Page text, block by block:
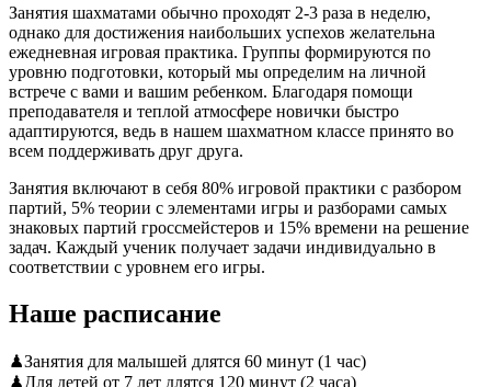
Занятия шахматами обычно проходят 2-3 раза в неделю,
однако для достижения наибольших успехов желательна
ежедневная игровая практика. Группы формируются по
уровню подготовки, который мы определим на личной
встрече с вами и вашим ребенком. Благодаря помощи
преподавателя и теплой атмосфере новички быстро
адаптируются, ведь в нашем шахматном классе принято во
всем поддерживать друг друга.
Занятия включают в себя 80% игровой практики с разбором
партий, 5% теории с элементами игры и разборами самых
знаковых партий гроссмейстеров и 15% времени на решение
задач. Каждый ученик получает задачи индивидуально в
соответствии с уровнем его игры.
Наше расписание
♟Занятия для малышей длятся 60 минут (1 час)
♟Для детей от 7 лет длятся 120 минут (2 часа)